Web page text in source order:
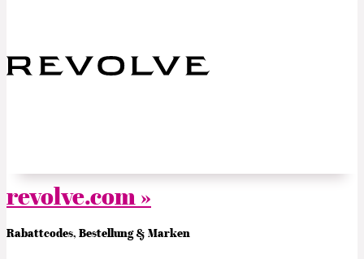
revolve.com »
Rabattcodes, Bestellung & Marken